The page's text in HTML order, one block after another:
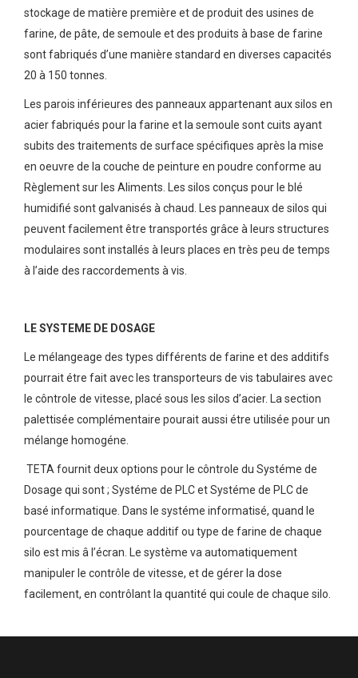
stockage de matière première et de produit des usines de
farine, de pâte, de semoule et des produits à base de farine
sont fabriqués d’une manière standard en diverses capacités
20 à 150 tonnes.
Les parois inférieures des panneaux appartenant aux silos en
acier fabriqués pour la farine et la semoule sont cuits ayant
subits des traitements de surface spécifiques après la mise
en oeuvre de la couche de peinture en poudre conforme au
Règlement sur les Aliments. Les silos conçus pour le blé
humidifié sont galvanisés à chaud. Les panneaux de silos qui
peuvent facilement être transportés grâce à leurs structures
modulaires sont installés à leurs places en très peu de temps
à l’aide des raccordements à vis.
LE SYSTEME DE DOSAGE
Le mélangeage des types différents de farine et des additifs
pourrait étre fait avec les transporteurs de vis tabulaires avec
le côntrole de vitesse, placé sous les silos d’acier. La section
palettisée complémentaire pourait aussi étre utilisée pour un
mélange homogéne.
TETA fournit deux options pour le côntrole du Systéme de
Dosage qui sont ; Systéme de PLC et Systéme de PLC de
basé informatique. Dans le systéme informatisé, quand le
pourcentage de chaque additif ou type de farine de chaque
silo est mis â l’écran. Le système va automatiquement
manipuler le contrôle de vitesse, et de gérer la dose
facilement, en contrôlant la quantité qui coule de chaque silo.